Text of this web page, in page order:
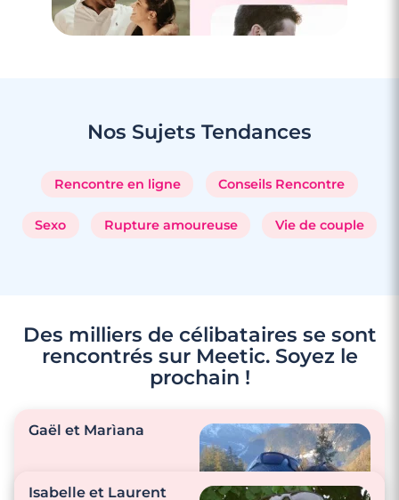
Rencontre à Allauch
3 minutes
Rencontre à Auriol
Nos Sujets Tendances
Rencontre en ligne Conseils Rencontre
Sexo Rupture amoureuse Vie de couple
Des milliers de célibataires se sont
rencontrés sur Meetic. Soyez le
prochain !
Gaël et Marìana
Isabelle et Laurent